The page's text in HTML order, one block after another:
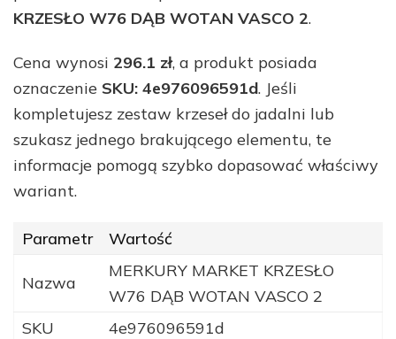
KRZESŁO W76 DĄB WOTAN VASCO 2.
Cena wynosi 296.1 zł, a produkt posiada
oznaczenie SKU: 4e976096591d. Jeśli
kompletujesz zestaw krzeseł do jadalni lub
szukasz jednego brakującego elementu, te
informacje pomogą szybko dopasować właściwy
wariant.
Parametr Wartość
Nazwa
MERKURY MARKET KRZESŁO
W76 DĄB WOTAN VASCO 2
SKU
4e976096591d